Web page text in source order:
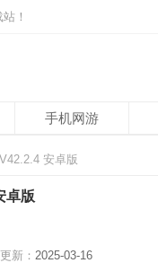
！
手机网游
安卓版
卓版
更新： 2025-03-16